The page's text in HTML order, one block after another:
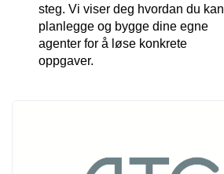
steg. Vi viser deg hvordan du kan
planlegge og bygge dine egne
agenter for å løse konkrete
oppgaver.